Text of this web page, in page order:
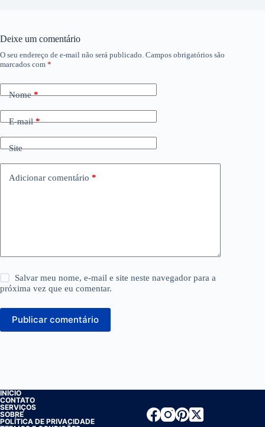
Deixe um comentário
O seu endereço de e-mail não será publicado. Campos obrigatórios são
marcados com *
Nome*
E-mail*
Site
Adicionar comentário *
Salvar meu nome, e-mail e site neste navegador para a
próxima vez que eu comentar.
Publicar comentário
INÍCIO
CONTATO
SERVIÇOS
SOBRE
POLÍTICA DE PRIVACIDADE